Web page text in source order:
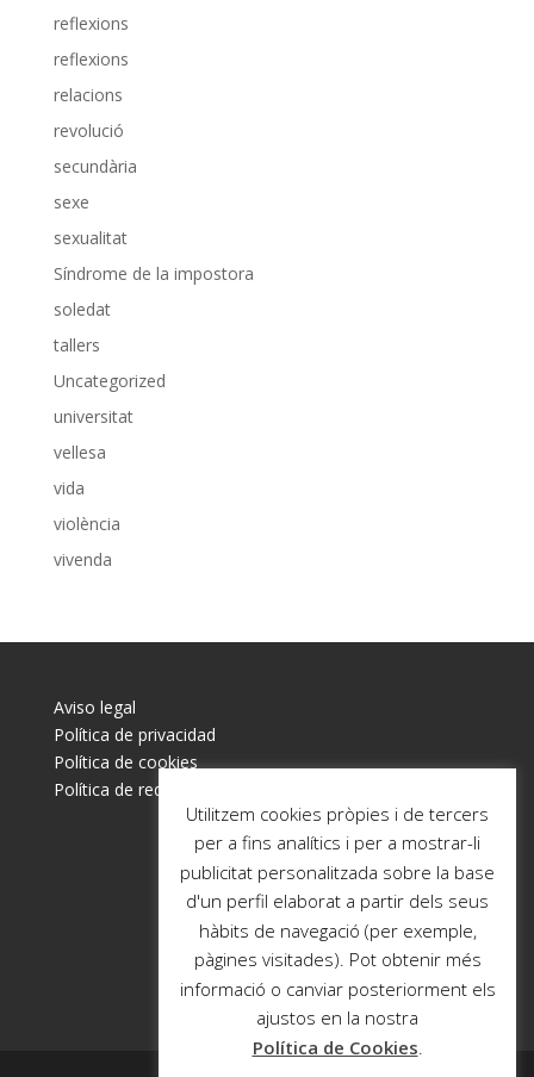
reflexions
reflexions
relacions
revolució
secundària
sexe
sexualitat
Síndrome de la impostora
soledat
tallers
Uncategorized
universitat
vellesa
vida
violència
vivenda
Aviso legal
Política de privacidad
Política de cookies
Política de redes sociales
Utilitzem cookies pròpies i de tercers
per a fins analítics i per a mostrar-li
publicitat personalitzada sobre la base
d'un perfil elaborat a partir dels seus
hàbits de navegació (per exemple,
pàgines visitades). Pot obtenir més
informació o canviar posteriorment els
ajustos en la nostra
Política de Cookies